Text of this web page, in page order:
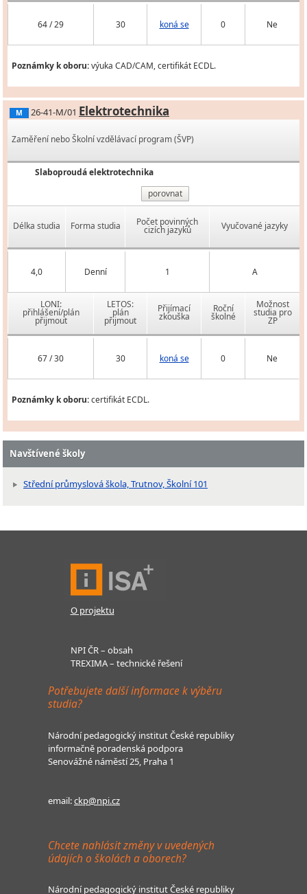
64 / 29 30 koná se 0 Ne
Poznámky k oboru:výuka CAD/CAM, certifikát ECDL.
M 26-41-M/01 Elektrotechnika
Zaměření nebo Školní vzdělávací program (ŠVP)
Slaboproudá elektrotechnika
porovnat
Délka studia Forma studia Počet povinných
cizích jazyků Vyučované jazyky
4,0 Denní 1 A
LONI:
přihlášení/plán
přijmout
LETOS:
plán
přijmout
Přijímací
zkouška
Roční
školné
Možnost
studia pro
ZP
67 / 30 30 koná se 0 Ne
Poznámky k oboru:certifikát ECDL.
Navštívené školy
Střední průmyslová škola, Trutnov, Školní 101
O projektu
NPI ČR – obsah
TREXIMA – technické řešení
Potřebujete další informace k výběru
studia?
Národní pedagogický institut České republiky
informačně poradenská podpora
Senovážné náměstí 25, Praha 1
email:ckp@npi.cz
Chcete nahlásit změny v uvedených
údajích o školách a oborech?
Národní pedagogický institut České republiky